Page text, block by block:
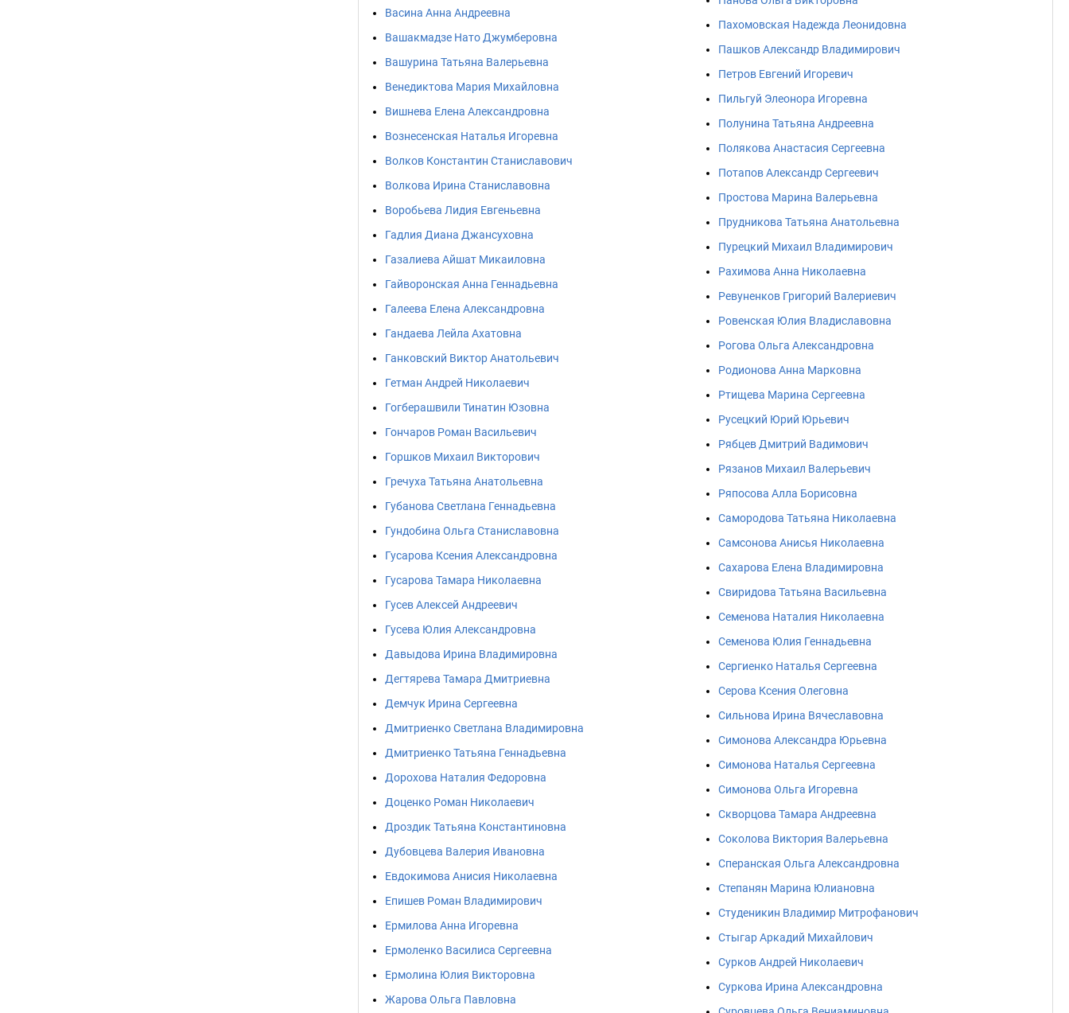
Васина Анна Андреевна
Вашакмадзе Нато Джумберовна
Вашурина Татьяна Валерьевна
Венедиктова Мария Михайловна
Вишнева Елена Александровна
Вознесенская Наталья Игоревна
Волков Константин Станиславович
Волкова Ирина Станиславовна
Воробьева Лидия Евгеньевна
Гадлия Диана Джансуховна
Газалиева Айшат Микаиловна
Гайворонская Анна Геннадьевна
Галеева Елена Александровна
Гандаева Лейла Ахатовна
Ганковский Виктор Анатольевич
Гетман Андрей Николаевич
Гогберашвили Тинатин Юзовна
Гончаров Роман Васильевич
Горшков Михаил Викторович
Гречуха Татьяна Анатольевна
Губанова Светлана Геннадьевна
Гундобина Ольга Станиславовна
Гусарова Ксения Александровна
Гусарова Тамара Николаевна
Гусев Алексей Андреевич
Гусева Юлия Александровна
Давыдова Ирина Владимировна
Дегтярева Тамара Дмитриевна
Демчук Ирина Сергеевна
Дмитриенко Светлана Владимировна
Дмитриенко Татьяна Геннадьевна
Дорохова Наталия Федоровна
Доценко Роман Николаевич
Дроздик Татьяна Константиновна
Дубовцева Валерия Ивановна
Евдокимова Анисия Николаевна
Епишев Роман Владимирович
Ермилова Анна Игоревна
Ермоленко Василиса Сергеевна
Ермолина Юлия Викторовна
Жарова Ольга Павловна
Пахомовская Надежда Леонидовна
Пашков Александр Владимирович
Петров Евгений Игоревич
Пильгуй Элеонора Игоревна
Полунина Татьяна Андреевна
Полякова Анастасия Сергеевна
Потапов Александр Сергеевич
Простова Марина Валерьевна
Прудникова Татьяна Анатольевна
Пурецкий Михаил Владимирович
Рахимова Анна Николаевна
Ревуненков Григорий Валериевич
Ровенская Юлия Владиславовна
Рогова Ольга Александровна
Родионова Анна Марковна
Ртищева Марина Сергеевна
Русецкий Юрий Юрьевич
Рябцев Дмитрий Вадимович
Рязанов Михаил Валерьевич
Ряпосова Алла Борисовна
Самородова Татьяна Николаевна
Самсонова Анисья Николаевна
Сахарова Елена Владимировна
Свиридова Татьяна Васильевна
Семенова Наталия Николаевна
Семенова Юлия Геннадьевна
Сергиенко Наталья Сергеевна
Серова Ксения Олеговна
Сильнова Ирина Вячеславовна
Симонова Александра Юрьевна
Симонова Наталья Сергеевна
Симонова Ольга Игоревна
Скворцова Тамара Андреевна
Соколова Виктория Валерьевна
Сперанская Ольга Александровна
Степанян Марина Юлиановна
Студеникин Владимир Митрофанович
Стыгар Аркадий Михайлович
Сурков Андрей Николаевич
Суркова Ирина Александровна